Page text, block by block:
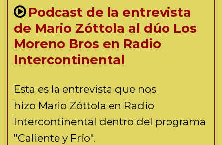
Podcast de la entrevista
de Mario Zóttola al dúo Los
Moreno Bros en Radio
Intercontinental
Esta es la entrevista que nos
hizo Mario Zóttola en Radio
Intercontinental dentro del programa
"Caliente y Frío".